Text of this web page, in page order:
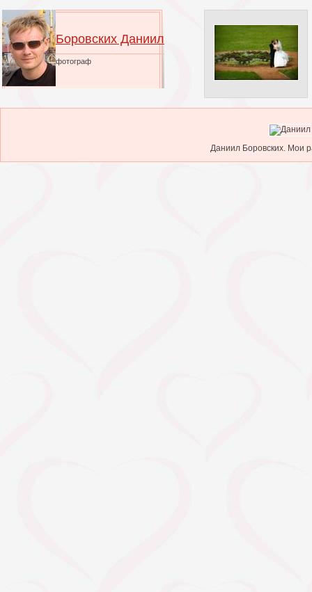
Боровских Даниил
фотограф
Даниил Боровских. Мои